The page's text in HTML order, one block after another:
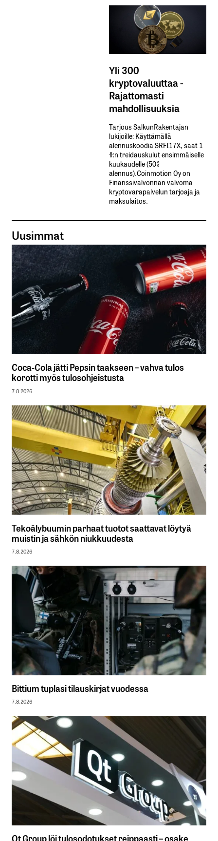
Yli 300
kryptovaluuttaa -
Rajattomasti
mahdollisuuksia
Tarjous SalkunRakentajan
lukijoille: Käyttämällä​ ​
alennuskoodia​ ​SRFI17X,​ ​saat​ ​1
%:n treidauskulut​ ​ensimmäiselle​ ​
kuukaudelle​ ​(50%​ ​
alennus).Coinmotion Oy on
Finanssivalvonnan valvoma
kryptovarapalvelun tarjoaja ja
maksulaitos.
Uusimmat
Coca-Cola jätti Pepsin taakseen – vahva tulos
korotti myös tulosohjeistusta
7.8.2026
Tekoälybuumin parhaat tuotot saattavat löytyä
muistin ja sähkön niukkuudesta
7.8.2026
Bittium tuplasi tilauskirjat vuodessa
7.8.2026
Qt Group löi tulosodotukset reippaasti – osake